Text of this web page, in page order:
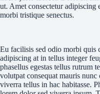
ut. Amet consectetur adipiscing
morbi tristique senectus.
Eu facilisis sed odio morbi quis
adipiscing at in tellus integer
phasellus egestas tellus rutrum
volutpat consequat mauris
viverra tellus in hac habitasse.